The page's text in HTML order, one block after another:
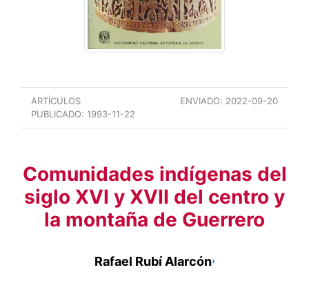
ARTÍCULOS ENVIADO: 2022-09-20
PUBLICADO: 1993-11-22
Comunidades indígenas del
siglo XVI y XVII del centro y
la montaña de Guerrero
Rafael Rubí Alarcón›